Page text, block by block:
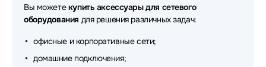
Аксессуары для сетевого оборудования Fortinet
Аксессуары для сетевого оборудования 3М
Аксессуары для сетевого оборудования Silverstone
Вы можетекупить аксессуары для сетевого
оборудования для решения различных задач:
офисные и корпоративные сети;
домашние подключения;